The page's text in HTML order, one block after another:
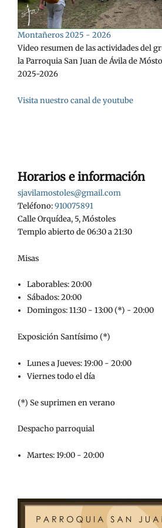
Montañeros 2025 - 2026
Video resumen de las actividades del
la Parroquia San Juan de Ávila de
2025-2026
Visita nuestro canal de youtube
Horarios e información
sjavilamostoles@gmail.com
Teléfono:910075891
Calle Orquídea, 5, Móstoles
Templo abierto de 06:30 a 21:30
Misas
Laborables: 20:00
Sábados: 20:00
Domingos: 11:30 - 13:00 (*) - 20:00
Exposición Santísimo (*)
Lunes a Jueves: 19:00 - 20:00
Viernes todo el día
(*) Se suprimen en verano
Despacho parroquial
Martes: 19:00 - 20:00